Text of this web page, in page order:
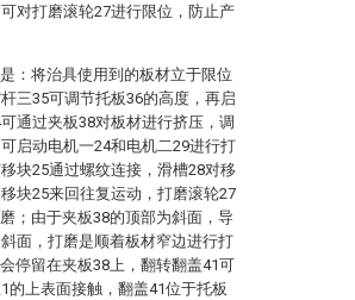
对打磨滚轮27进行限位，防止产
：将治具使用到的板材立于限位
三35可调节托板36的高度，再启
通过夹板38对板材进行挤压，调
启动电机一24和电机二29进行打
块25通过螺纹连接，滑槽28对移
块25来回往复运动，打磨滚轮27
；由于夹板38的顶部为斜面，导
面，打磨是顺着板材窄边进行打
停留在夹板38上，翻转翻盖41可
的上表面接触，翻盖41位于托板